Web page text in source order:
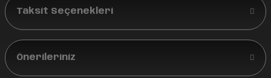
Taksit Seçenekleri
Önerileriniz